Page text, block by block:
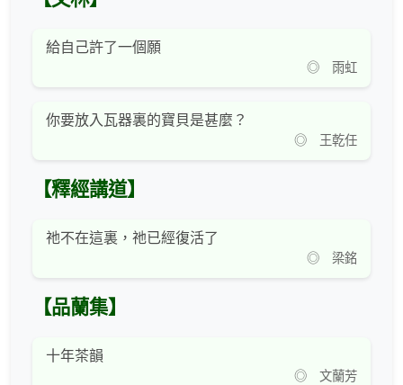
給自己許了一個願
◎ 雨虹
你要放入瓦器裏的寶貝是甚麼？
◎ 王乾任
【釋經講道】
祂不在這裏，祂已經復活了
◎ 梁銘
【品蘭集】
十年茶韻
◎ 文蘭芳